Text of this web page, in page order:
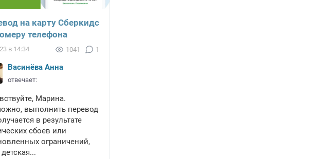
на карту Сберкидс
телефона
в 14:34 1041 1
Васинёва Анна
отвечает:
Марина.
выполнить перевод
в результате
сбоев или
ограничений,